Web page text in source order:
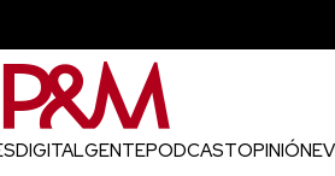
DIGITALGENTEPODCASTOPINIÓN